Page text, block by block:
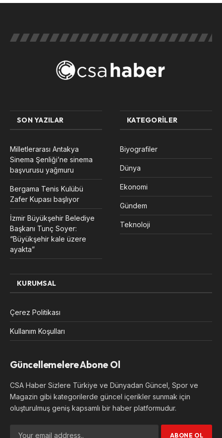
SON YAZILAR
Milletlerarası Antakya
Sinema Şenliği’ne sinema
başvurusu yağmuru
Bergama Tenis Kulübü
Zafer Kupası başlıyor
İzmir Büyükşehir Belediye
Başkanı Tunç Soyer:
“Büyükşehir kale üzere
ayakta”
KATEGORILER
Biyografiler
Dünya
Ekonomi
Gündem
Teknoloji
KURUMSAL
Çerez Politikası
Kullanım Koşulları
Güncellemelere Abone Ol
CSA Haber Sizlere Türkiye ve Dünyadan Güncel, Spor ve
Magazin gibi kategorilerde güncel içerikler sunmak için
oluşturulmuş geniş kapsamlı bir haber platformudur.